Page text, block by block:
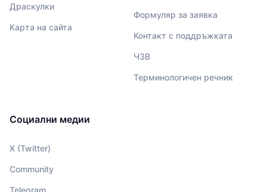
Драскулки
Карта на сайта
Формуляр за заявка
Контакт с поддръжката
ЧЗВ
Терминологичен речник
Социални медии
X (Twitter)
Community
Telegram